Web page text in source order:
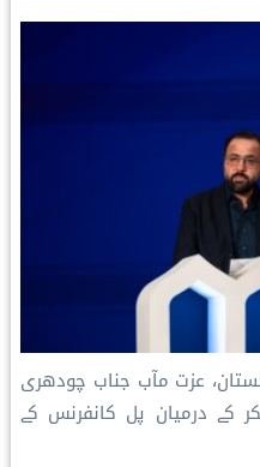
عزت مآب جناب چودھری
کے درمیان پل کانفرنس کے